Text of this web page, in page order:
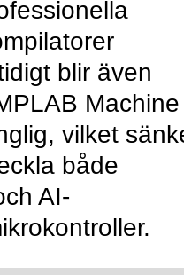
blir även
Machine
vilket
både
AI-